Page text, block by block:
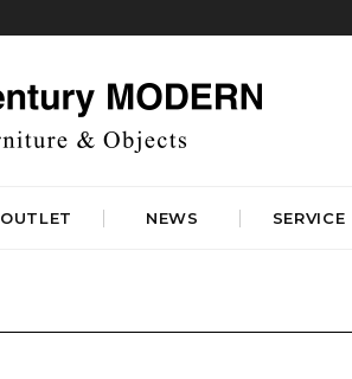
OUTLET NEWS SERVICE